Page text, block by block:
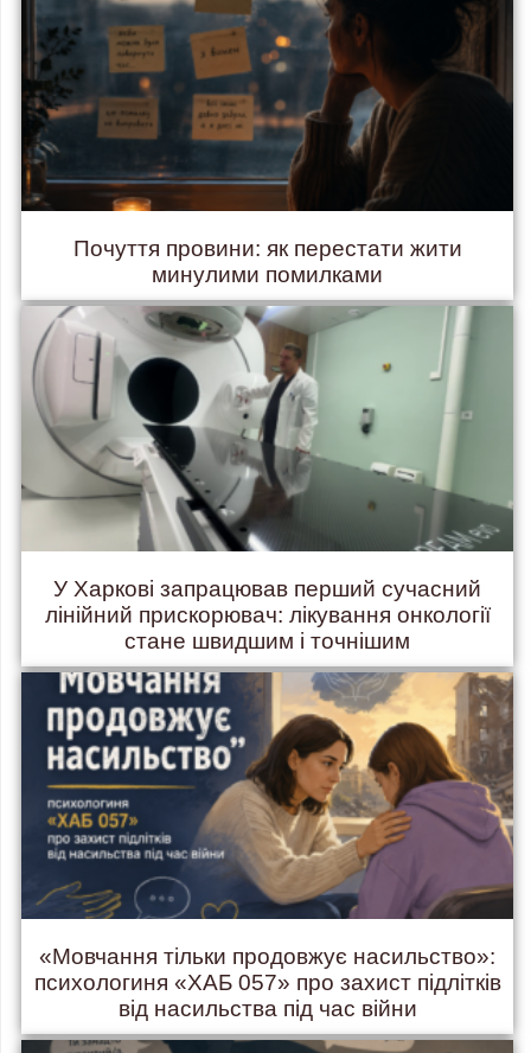
Почуття провини: як перестати жити
минулими помилками
У Харкові запрацював перший сучасний
лінійний прискорювач: лікування онкології
стане швидшим і точнішим
«Мовчання тільки продовжує насильство»:
психологиня «ХАБ 057» про захист підлітків
від насильства під час війни